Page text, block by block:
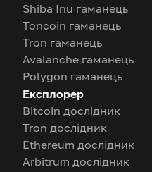
Shiba Inu гаманець
Toncoin гаманець
Tron гаманець
Avalanche гаманець
Polygon гаманець
Експлорер
Bitcoin дослідник
Tron дослідник
Ethereum дослідник
Arbitrum дослідник